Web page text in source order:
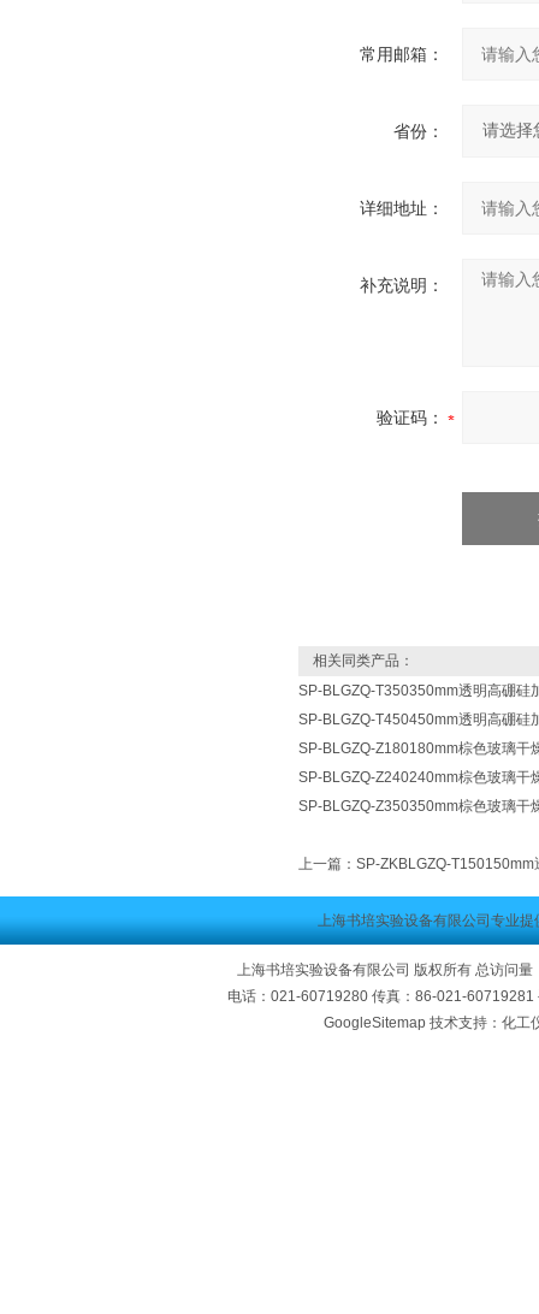
常用邮箱：
省份：
详细地址：
补充说明：
验证码：
相关同类产品：
SP-BLGZQ-T350350mm透明高硼硅
SP-BLGZQ-T450450mm透明高硼硅
SP-BLGZQ-Z180180mm棕色玻璃干
SP-BLGZQ-Z240240mm棕色玻璃干
SP-BLGZQ-Z350350mm棕色玻璃干
上一篇： SP-ZKBLGZQ-
上海书培实验设备有限公司专业提
上海书培实验设备有限公司 版权所有 总访问量
电话：021-60719280 传真：86-021-
GoogleSitemap技术支持：化工